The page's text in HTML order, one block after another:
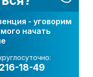
- уговорим
начать
18-49